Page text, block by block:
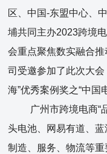
区、中国-东盟中心、
埔共同主办2023跨境
会重点聚焦数实融合推
司受邀参加了此次大会
海”优秀案例奖之“中国
广州市跨境电商“
头电池、网易有道、
制造、服务、物流等